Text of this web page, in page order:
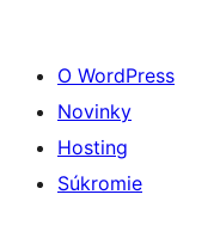
O WordPress
Novinky
Hosting
Súkromie